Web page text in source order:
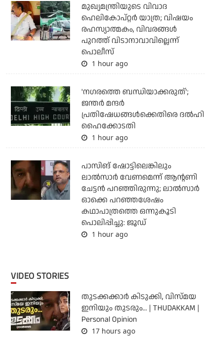
മുഖ്യമന്ത്രിയുടെ വിവാദ
ഹെലികോപ്റ്റര്‍ യാത്ര; വിഷയം
രഹസ്യാത്മകം, വിവരങ്ങള്‍
പുറത്ത് വിടാനാവാവില്ലെന്ന്
പൊലീസ്
1 hour ago
'നഗരത്തെ ബന്ധിയാക്കരുത്';
ജന്തര്‍ മന്ദര്‍
പ്രതിഷേധങ്ങള്‍ക്കെതിരെ ദല്‍ഹി
ഹൈക്കോടതി
1 hour ago
പാസിങ് ഷോട്ടിലെങ്കിലും
ലാല്‍സാര്‍ വേണമെന്ന് ആന്റണി
ചേട്ടന്‍ പറഞ്ഞിരുന്നു; ലാല്‍സാര്‍
ഓക്കെ പറഞ്ഞശേഷം
കഥാപാത്രത്തെ ഒന്നുകൂടി
പൊലിപ്പിച്ചു: ജൂഡ്
1 hour ago
VIDEO STORIES
തുടക്കക്കാര്‍ കിടുക്കി, വിസ്മയ
ഇനിയും തുടരും... | THUDAKKAM |
Personal Opinion
17 hours ago